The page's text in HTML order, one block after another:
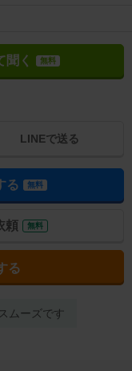
聞く 無料
LINEで送る
る 無料
頼 無料
る
ムーズです